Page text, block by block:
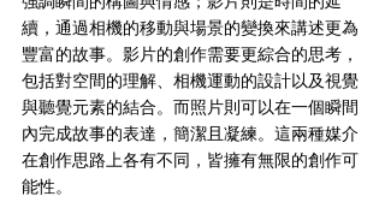
續，通過相機的移動與場景的變換來講述更為
豐富的故事。影片的創作需要更綜合的思考，
包括對空間的理解、相機運動的設計以及視覺
與聽覺元素的結合。而照片則可以在一個瞬間
內完成故事的表達，簡潔且凝練。這兩種媒介
在創作思路上各有不同，皆擁有無限的創作可
能性。